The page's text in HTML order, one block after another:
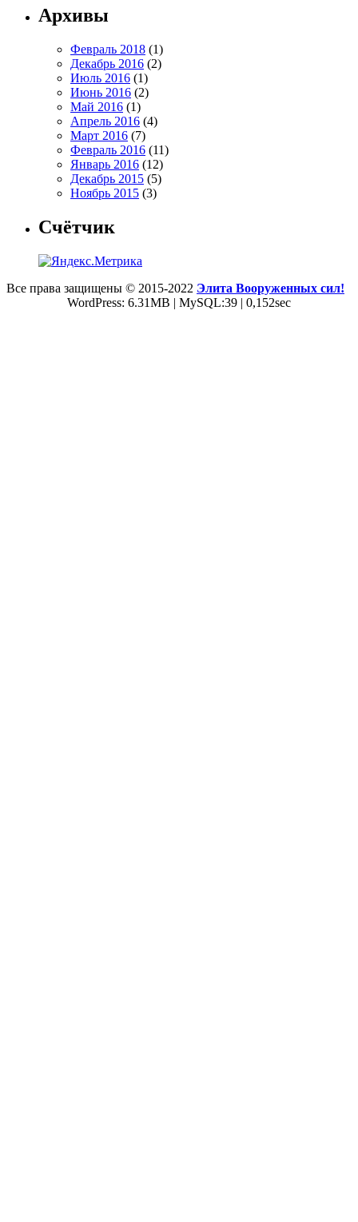
Архивы
Февраль 2018 (1)
Декабрь 2016 (2)
Июль 2016 (1)
Июнь 2016 (2)
Май 2016 (1)
Апрель 2016 (4)
Март 2016 (7)
Февраль 2016 (11)
Январь 2016 (12)
Декабрь 2015 (5)
Ноябрь 2015 (3)
Счётчик
Все права защищены © 2015-2022 Элита Вооруженных сил!
WordPress: 6.31MB | MySQL:39 | 0,152sec